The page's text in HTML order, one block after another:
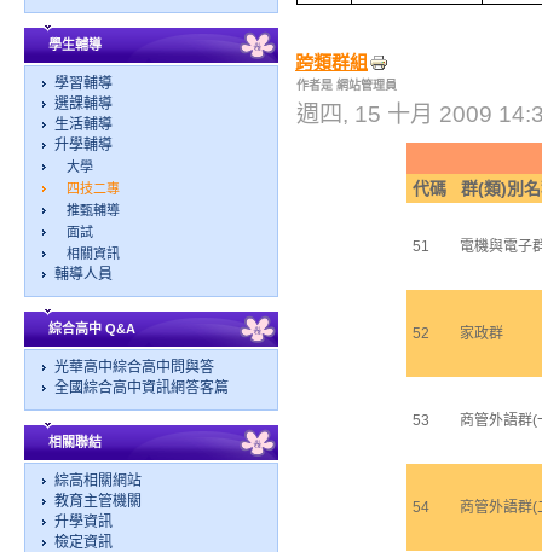
學生輔導
學習輔導
選課輔導
生活輔導
升學輔導
大學
四技二專
推甄輔導
面試
相關資訊
輔導人員
綜合高中 Q&A
光華高中綜合高中問與答
全國綜合高中資訊網答客篇
相關聯結
綜高相關網站
教育主管機關
升學資訊
檢定資訊
跨類群組
作者是 網站管理員
週四, 15 十月 2009
代碼 群(類)別
51 電機與電子
52 家政群
53 商管外語群(
54 商管外語群(